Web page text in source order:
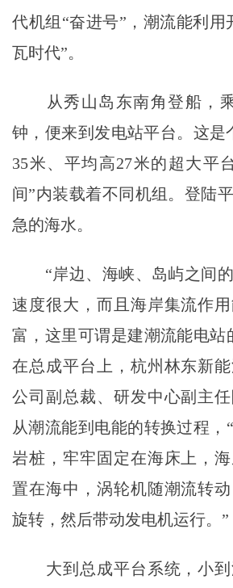
代机组“奋进号”，潮流能利用
瓦时代”。
从秀山岛东南角登船，乘
钟，便来到发电站平台。这是
35米、平均高27米的超大平
间”内装载着不同机组。登陆
急的海水。
“岸边、海峡、岛屿之间的
速度很大，而且海岸集流作
富，这里可谓是建潮流能电站
在总成平台上，杭州林东新
公司副总裁、研发中心副主
从潮流能到电能的转换过程，
岩桩，牢牢固定在海床上，
置在海中，涡轮机随潮流转
旋转，然后带动发电机运行。”
大到总成平台系统，小到